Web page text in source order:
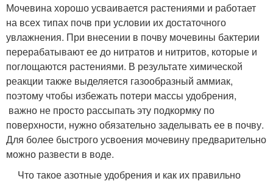
Мочевина хорошо усваивается растениями и работает
на всех типах почв при условии их достаточного
увлажнения. При внесении в почву мочевины бактерии
перерабатывают ее до нитратов и нитритов, которые и
поглощаются растениями. В результате химической
реакции также выделяется газообразный аммиак,
поэтому чтобы избежать потери массы удобрения,
важно не просто рассыпать эту подкормку по
поверхности, нужно обязательно заделывать ее в почву.
Для более быстрого усвоения мочевину предварительно
можно развести в воде.
Что такое азотные удобрения и как их правильно